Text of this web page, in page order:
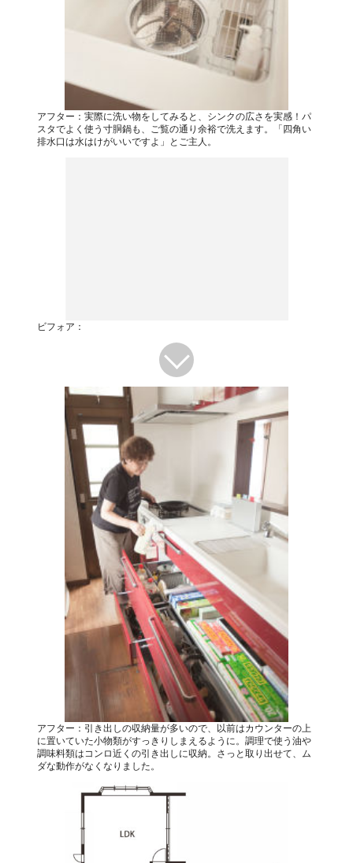
アフター：実際に洗い物をしてみると、シンクの広さを実感！パ
スタでよく使う寸胴鍋も、ご覧の通り余裕で洗えます。「四角い
排水口は水はけがいいですよ」とご主人。
ビフォア：
アフター：引き出しの収納量が多いので、以前はカウンターの上
に置いていた小物類がすっきりしまえるように。調理で使う油や
調味料類はコンロ近くの引き出しに収納。さっと取り出せて、ム
ダな動作がなくなりました。